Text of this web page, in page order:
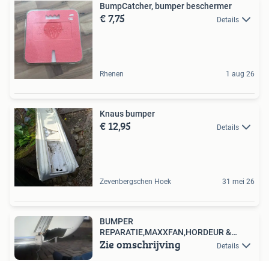
BumpCatcher, bumper beschermer
€ 7,75 Details
Rhenen 1 aug 26
Knaus bumper
€ 12,95 Details
Zevenbergschen Hoek 31 mei 26
BUMPER
REPARATIE,MAXXFAN,HORDEUR &
PLISSE REPARATIE,S ENZ.
Zie omschrijving Details